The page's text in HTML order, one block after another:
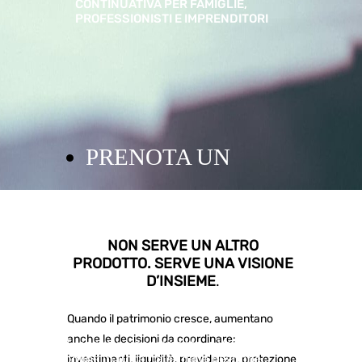
CONTINUATIVA PER FAMIGLIE,
PROFESSIONISTI E IMPRENDITORI
PRENOTA UN
Ti seguo personalmente, a Verona e
online in tutta Italia, nella gestione,
NON SERVE UN ALTRO
PRODOTTO. SERVE UNA VISIONE
D’INSIEME.
Quando il patrimonio cresce, aumentano
anche le decisioni da coordinare:
investimenti, liquidità, previdenza, protezione